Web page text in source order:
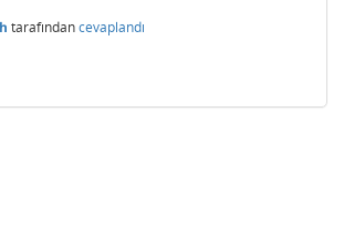
tarafındancevaplandı